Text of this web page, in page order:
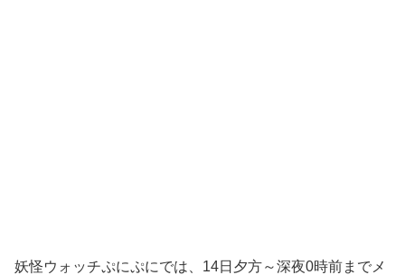
妖怪ウォッチぷにぷにでは、14日夕方～深夜0時前までメ